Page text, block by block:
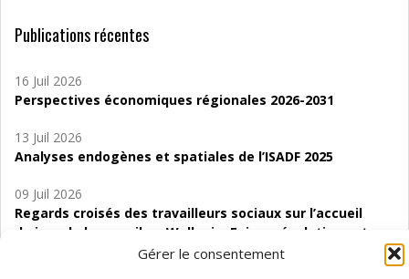
Gérer le consentement
Publications récentes
16 Juil 2026
Perspectives économiques régionales 2026-2031
13 Juil 2026
Analyses endogènes et spatiales de l’ISADF 2025
09 Juil 2026
Regards croisés des travailleurs sociaux sur l’accueil
de jour de bas seuil en Wallonie. Enjeux, évolutions et